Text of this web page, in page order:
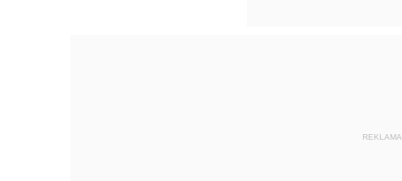
REKLAMA